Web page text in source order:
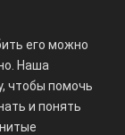
его можно
Наша
чтобы помочь
и понять